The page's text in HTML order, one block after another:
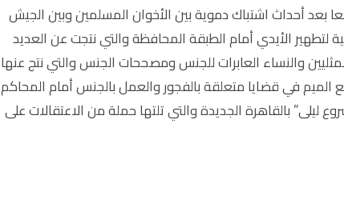
وطبعا بعد أحداث اشتباك دموية بين الأخوان المسلمين وبين الجيش
لتطهير الأيدي أمام الطبقة المحافظة والتي نتجت عن العديد
والنساء العابرات للجنس ومصححات الجنس والتي نتج عنها
أكثر من 300 فرد من مجتمع الميم في قضايا متعلقة بالفجور والعمل بالجنس أمام المحاكم
ليلى” بالقاهرة الجديدة والتي تلتها حملة من الاعتقالات على